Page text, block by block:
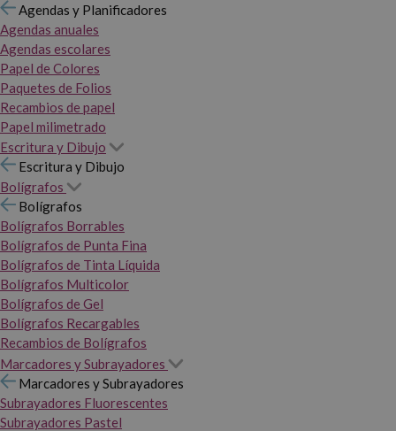
Agendas y Planificadores
Agendas anuales
Agendas escolares
Papel de Colores
Paquetes de Folios
Recambios de papel
Papel milimetrado
Escritura y Dibujo
Escritura y Dibujo
Bolígrafos
Bolígrafos
Bolígrafos Borrables
Bolígrafos de Punta Fina
Bolígrafos de Tinta Líquida
Bolígrafos Multicolor
Bolígrafos de Gel
Bolígrafos Recargables
Recambios de Bolígrafos
Marcadores y Subrayadores
Marcadores y Subrayadores
Subrayadores Fluorescentes
Subrayadores Pastel